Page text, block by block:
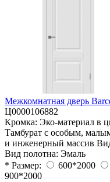
Межкомнатная дверь
Ц0000106882
Кромка: Эко-материал в
Тамбурат с особым,
и инженерный массив
Вид полотна: Эмаль
* Размер:
600*2000
900*2000